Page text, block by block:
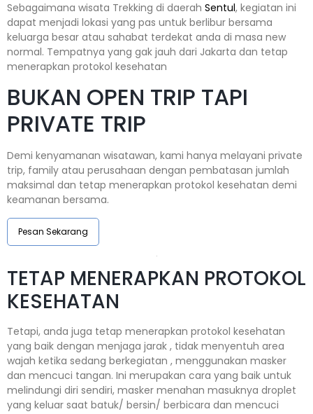
Sebagaimana wisata Trekking di daerah Sentul, kegiatan ini
dapat menjadi lokasi yang pas untuk berlibur bersama
keluarga besar atau sahabat terdekat anda di masa new
normal. Tempatnya yang gak jauh dari Jakarta dan tetap
menerapkan protokol kesehatan
BUKAN OPEN TRIP TAPI
PRIVATE TRIP
Demi kenyamanan wisatawan, kami hanya melayani private
trip, family atau perusahaan dengan pembatasan jumlah
maksimal dan tetap menerapkan protokol kesehatan demi
keamanan bersama.
Pesan Sekarang
TETAP MENERAPKAN PROTOKOL
KESEHATAN
Tetapi, anda juga tetap menerapkan protokol kesehatan
yang baik dengan menjaga jarak , tidak menyentuh area
wajah ketika sedang berkegiatan , menggunakan masker
dan mencuci tangan. Ini merupakan cara yang baik untuk
melindungi diri sendiri, masker menahan masuknya droplet
yang keluar saat batuk/ bersin/ berbicara dan mencuci